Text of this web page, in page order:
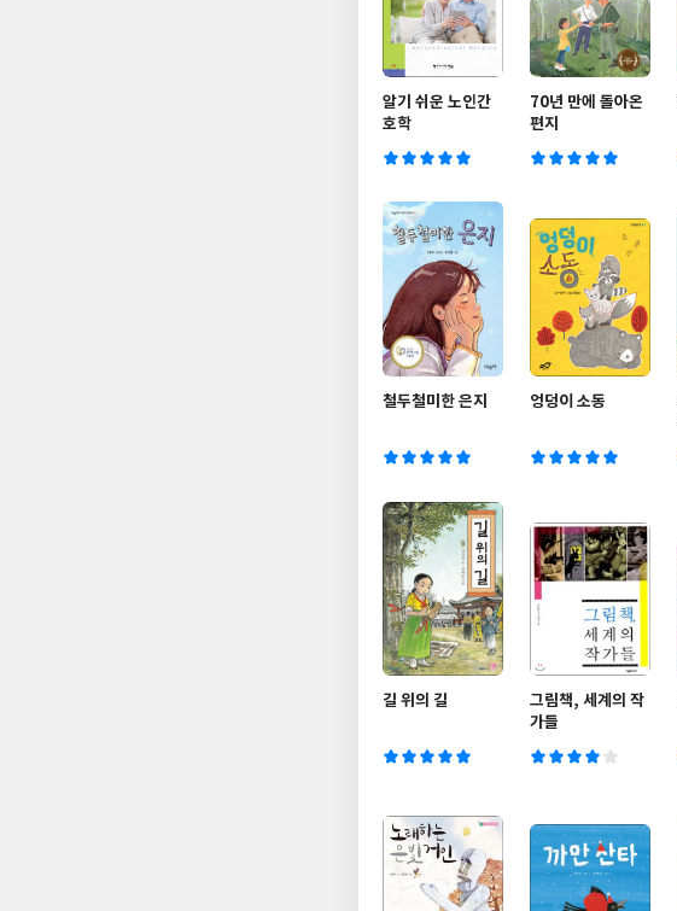
알기 쉬운 노인간
호학
70년 만에 돌아온
편지
철두철미한 은지 엉덩이 소동
길 위의 길
그림책, 세계의 작
가들